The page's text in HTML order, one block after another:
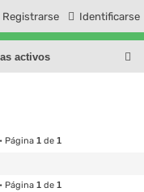
Identificarse
Registrarse
activos
Página 1 de 1
Página 1 de 1